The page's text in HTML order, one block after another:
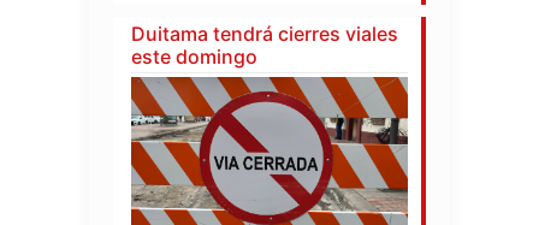
Duitama tendrá cierres viales
este domingo